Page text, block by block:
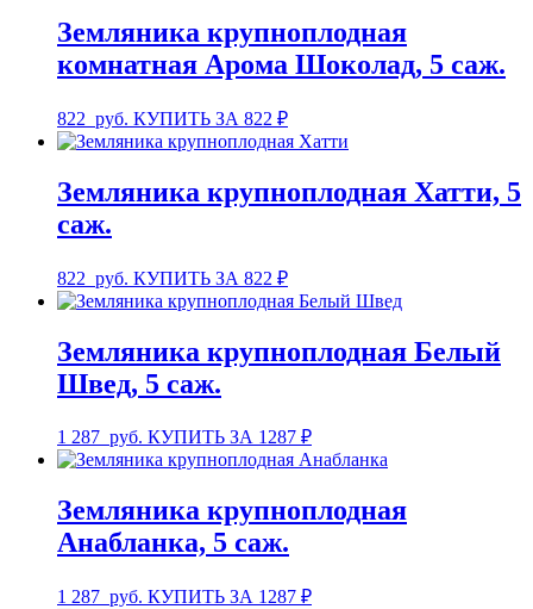
Земляника крупноплодная
комнатная Арома Шоколад, 5 саж.
822 руб. КУПИТЬ ЗА 822 ₽
Земляника крупноплодная Хатти, 5
саж.
822 руб. КУПИТЬ ЗА 822 ₽
Земляника крупноплодная Белый
Швед, 5 саж.
1 287 руб. КУПИТЬ ЗА 1287 ₽
Земляника крупноплодная
Анабланка, 5 саж.
1 287 руб. КУПИТЬ ЗА 1287 ₽